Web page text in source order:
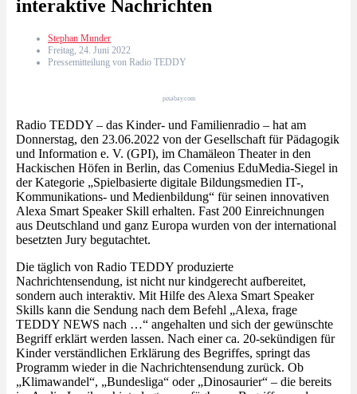
interaktive Nachrichten
Stephan Munder
Freitag, 24. Juni 2022
Pressemitteilung von Radio TEDDY
pixabay.com
Radio TEDDY – das Kinder- und Familienradio – hat am
Donnerstag, den 23.06.2022 von der Gesellschaft für Pädagogik
und Information e. V. (GPI), im Chamäleon Theater in den
Hackischen Höfen in Berlin, das Comenius EduMedia-Siegel in
der Kategorie „Spielbasierte digitale Bildungsmedien IT-,
Kommunikations- und Medienbildung“ für seinen innovativen
Alexa Smart Speaker Skill erhalten. Fast 200 Einreichnungen
aus Deutschland und ganz Europa wurden von der international
besetzten Jury begutachtet.
Die täglich von Radio TEDDY produzierte
Nachrichtensendung, ist nicht nur kindgerecht aufbereitet,
sondern auch interaktiv. Mit Hilfe des Alexa Smart Speaker
Skills kann die Sendung nach dem Befehl „Alexa, frage
TEDDY NEWS nach …“ angehalten und sich der gewünschte
Begriff erklärt werden lassen. Nach einer ca. 20-sekündigen für
Kinder verständlichen Erklärung des Begriffes, springt das
Programm wieder in die Nachrichtensendung zurück. Ob
„Klimawandel“, „Bundesliga“ oder „Dinosaurier“ – die bereits